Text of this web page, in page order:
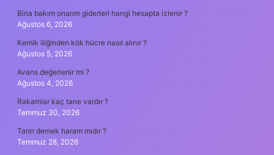
Bina bakım onarım giderleri hangi hesapta izlenir ?
Ağustos 6, 2026
Kemik iliğinden kök hücre nasıl alınır ?
Ağustos 5, 2026
Avans değerlenir mi ?
Ağustos 4, 2026
Rakamlar kaç tane vardır ?
Temmuz 30, 2026
Tanrı demek haram mıdır ?
Temmuz 28, 2026